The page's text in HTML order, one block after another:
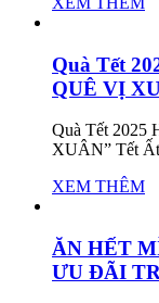
Quà Tết
QUÊ VỊ
Quà Tết 2025
XUÂN” Tết Ất
XEM THÊM
ĂN HẾT
ƯU ĐÃI